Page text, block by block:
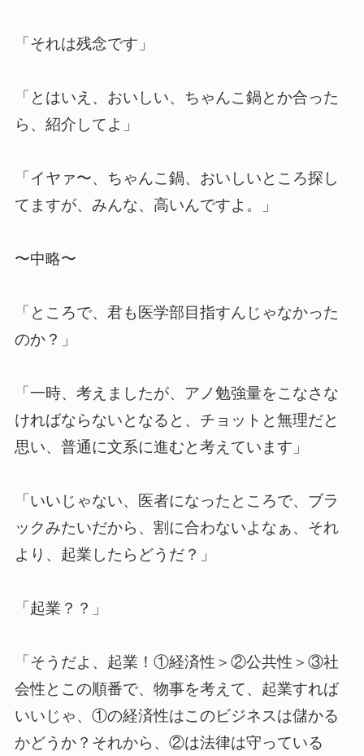
「それは残念です」
「とはいえ、おいしい、ちゃんこ鍋とか合った
ら、紹介してよ」
「イヤァ〜、ちゃんこ鍋、おいしいところ探し
てますが、みんな、高いんですよ。」
〜中略〜
「ところで、君も医学部目指すんじゃなかった
のか？」
「一時、考えましたが、アノ勉強量をこなさな
ければならないとなると、チョットと無理だと
思い、普通に文系に進むと考えています」
「いいじゃない、医者になったところで、ブラ
ックみたいだから、割に合わないよなぁ、それ
より、起業したらどうだ？」
「起業？？」
「そうだよ、起業！①経済性＞②公共性＞③社
会性とこの順番で、物事を考えて、起業すれば
いいじゃ、①の経済性はこのビジネスは儲かる
かどうか？それから、②は法律は守っている